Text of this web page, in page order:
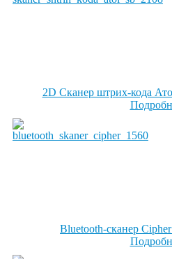
2D Cканер штрих-кода
Bluetooth-сканер